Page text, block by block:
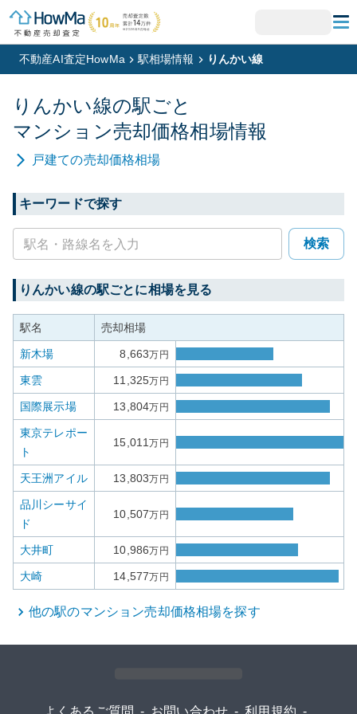
不動産AI査定HowMa 駅相場情報 りんかい線
りんかい線の駅ごと
マンション売却価格相場情報
戸建ての売却価格相場
キーワードで探す
検索
りんかい線の駅ごとに相場を見る
駅名 売却相場
新木場 8,663万円
東雲 11,325万円
国際展示場 13,804万円
東京テレポー
ト
15,011万円
天王洲アイル 13,803万円
品川シーサイ
ド
10,507万円
大井町 10,986万円
大崎 14,577万円
他の駅のマンション売却価格相場を探す
よくあるご質問 - お問い合わせ - 利用規約 -